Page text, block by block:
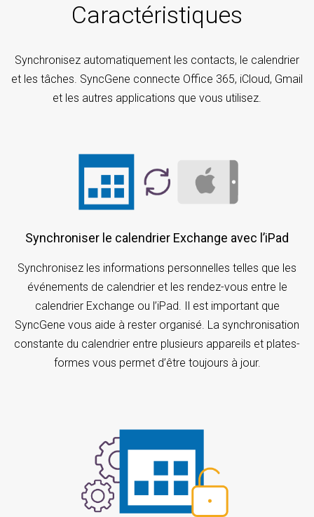
Caractéristiques
Synchronisez automatiquement les contacts, le calendrier
et les tâches. SyncGene connecte Office 365, iCloud, Gmail
et les autres applications que vous utilisez.
Synchroniser le calendrier Exchange avec l’iPad
Synchronisez les informations personnelles telles que les
événements de calendrier et les rendez-vous entre le
calendrier Exchange ou l’iPad. Il est important que
SyncGene vous aide à rester organisé. La synchronisation
constante du calendrier entre plusieurs appareils et plates-
formes vous permet d’être toujours à jour.